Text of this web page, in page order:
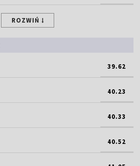
ROZWIŃ
39.62
40.23
40.33
40.52